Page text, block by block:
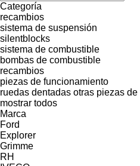
Categoría
recambios
sistema de suspensión
silentblocks
sistema de combustible
bombas de combustible
recambios
piezas de funcionamiento
ruedas dentadas otras piezas
mostrar todos
Marca
Ford
Explorer
Grimme
RH